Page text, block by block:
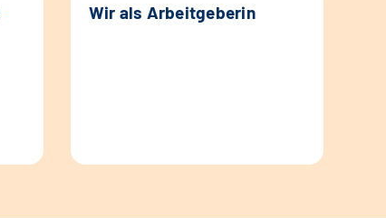
Wir als Arbeitgeberin